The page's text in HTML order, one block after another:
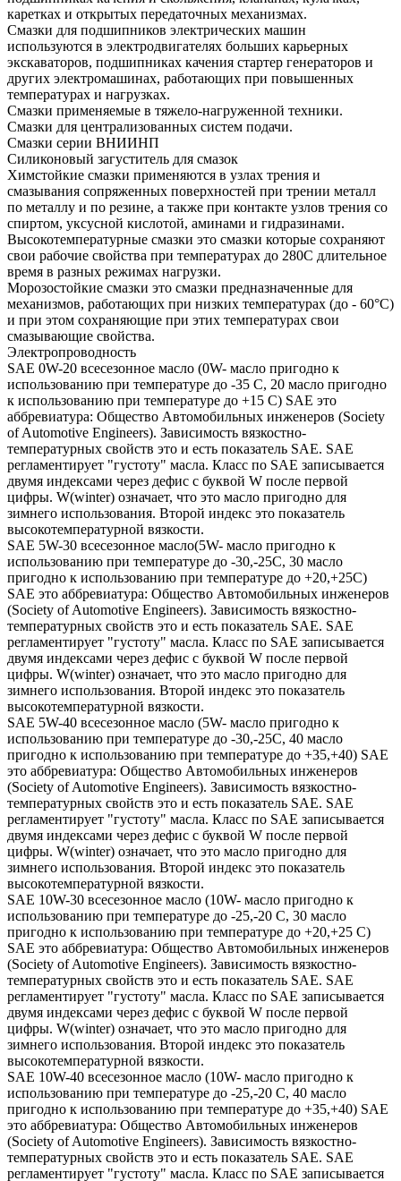
каретках и открытых передаточных механизмах.
Смазки для подшипников электрических машин
используются в электродвигателях больших карьерных
экскаваторов, подшипниках качения стартер генераторов и
других электромашинах, работающих при повышенных
температурах и нагрузках.
Смазки применяемые в тяжело-нагруженной техники.
Смазки для централизованных систем подачи.
Смазки серии ВНИИНП
Силиконовый загуститель для смазок
Химстойкие смазки применяются в узлах трения и
смазывания сопряженных поверхностей при трении металл
по металлу и по резине, а также при контакте узлов трения со
спиртом, уксусной кислотой, аминами и гидразинами.
Высокотемпературные смазки это смазки которые сохраняют
свои рабочие свойства при температурах до 280С длительное
время в разных режимах нагрузки.
Морозостойкие смазки это смазки предназначенные для
механизмов, работающих при низких температурах (до - 60°С)
и при этом сохраняющие при этих температурах свои
смазывающие свойства.
Электропроводность
SAE 0W-20 всесезонное масло (0W- масло пригодно к
использованию при температуре до -35 С, 20 масло пригодно
к использованию при температуре до +15 С) SAE это
аббревиатура: Общество Автомобильных инженеров (Society
of Automotive Engineers). Зависимость вязкостно-
температурных свойств это и есть показатель SAE. SAE
регламентирует "густоту" масла. Класс по SAE записывается
двумя индексами через дефис с буквой W после первой
цифры. W(winter) означает, что это масло пригодно для
зимнего использования. Второй индекс это показатель
высокотемпературной вязкости.
SAE 5W-30 всесезонное масло(5W- масло пригодно к
использованию при температуре до -30,-25С, 30 масло
пригодно к использованию при температуре до +20,+25С)
SAE это аббревиатура: Общество Автомобильных инженеров
(Society of Automotive Engineers). Зависимость вязкостно-
температурных свойств это и есть показатель SAE. SAE
регламентирует "густоту" масла. Класс по SAE записывается
двумя индексами через дефис с буквой W после первой
цифры. W(winter) означает, что это масло пригодно для
зимнего использования. Второй индекс это показатель
высокотемпературной вязкости.
SAE 5W-40 всесезонное масло (5W- масло пригодно к
использованию при температуре до -30,-25С, 40 масло
пригодно к использованию при температуре до +35,+40) SAE
это аббревиатура: Общество Автомобильных инженеров
(Society of Automotive Engineers). Зависимость вязкостно-
температурных свойств это и есть показатель SAE. SAE
регламентирует "густоту" масла. Класс по SAE записывается
двумя индексами через дефис с буквой W после первой
цифры. W(winter) означает, что это масло пригодно для
зимнего использования. Второй индекс это показатель
высокотемпературной вязкости.
SAE 10W-30 всесезонное масло (10W- масло пригодно к
использованию при температуре до -25,-20 С, 30 масло
пригодно к использованию при температуре до +20,+25 С)
SAE это аббревиатура: Общество Автомобильных инженеров
(Society of Automotive Engineers). Зависимость вязкостно-
температурных свойств это и есть показатель SAE. SAE
регламентирует "густоту" масла. Класс по SAE записывается
двумя индексами через дефис с буквой W после первой
цифры. W(winter) означает, что это масло пригодно для
зимнего использования. Второй индекс это показатель
высокотемпературной вязкости.
SAE 10W-40 всесезонное масло (10W- масло пригодно к
использованию при температуре до -25,-20 С, 40 масло
пригодно к использованию при температуре до +35,+40) SAE
это аббревиатура: Общество Автомобильных инженеров
(Society of Automotive Engineers). Зависимость вязкостно-
температурных свойств это и есть показатель SAE. SAE
регламентирует "густоту" масла. Класс по SAE записывается